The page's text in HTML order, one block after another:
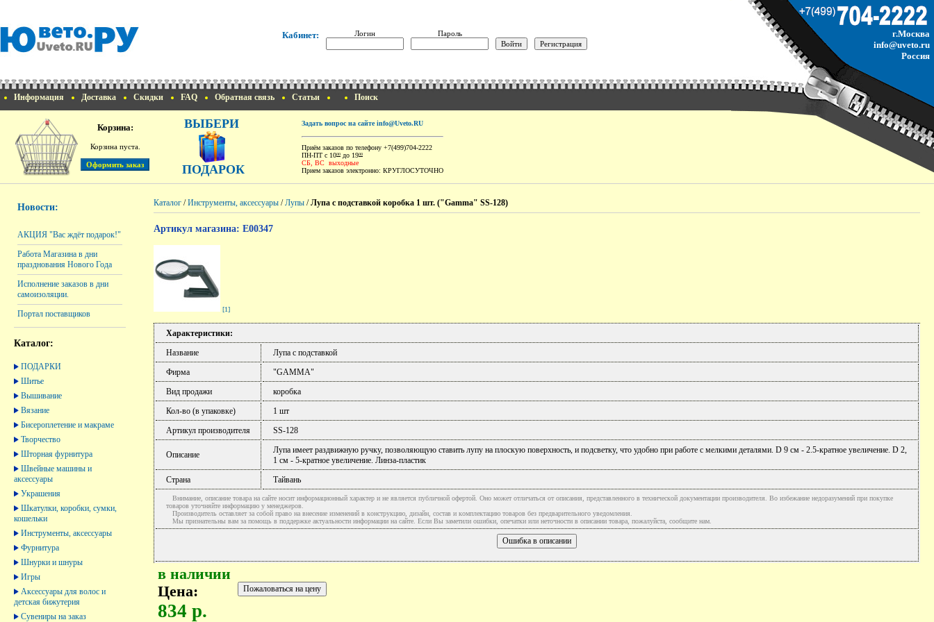
Кабинет: Логин Пароль
г.Москва
info@uveto.ru
Россия
Информация Доставка Скидки FAQ Обратная связь Статьи Поиск
Корзина:
Корзина пуста.
ВЫБЕРИ
ПОДАРОК
Задать вопрос на сайте info@Uveto.RU
Приём заказов по телефону +7(499)704-2222
ПН-ПТ с 1000 до 1900
СБ, ВС выходные
Прием заказов электронно: КРУГЛОСУТОЧНО
Новости:
АКЦИЯ "Вас ждёт подарок!"
Работа Магазина в дни
празднования Нового Года
Исполнение заказов в дни
самоизоляции.
Портал поставщиков
Каталог:
ПОДАРКИ
Шитье
Вышивание
Вязание
Бисероплетение и макраме
Творчество
Шторная фурнитура
Швейные машины и
аксессуары
Украшения
Шкатулки, коробки, сумки,
кошельки
Инструменты, аксессуары
Фурнитура
Шнурки и шнуры
Игры
Аксессуары для волос и
детская бижутерия
Сувениры на заказ
Каталог /Инструменты, аксессуары /Лупы /Лупа с подставкой коробка 1 шт. ("Gamma" SS-128)
Артикул магазина: E00347
[1]
Характеристики:
Название
Лупа с подставкой
Фирма
"GAMMA"
Вид продажи
коробка
Кол-во (в упаковке)
1 шт
Артикул производителя
SS-128
Описание
Лупа имеет раздвижную ручку, позволяющую ставить лупу на плоскую поверхность, и подсветку, что удобно при работе с мелкими деталями. D 9 см - 2.5-кратное увеличение. D 2,
1 см - 5-кратное увеличение. Линза-пластик
Страна
Тайвань
Внимание, описание товара на сайте носит информационный характер и не является публичной офертой. Оно может отличаться от описания, представленного в технической документации производителя. Во избежание недоразумений при покупке
товаров уточняйте информацию у менеджеров.
Производитель оставляет за собой право на внесение изменений в конструкцию, дизайн, состав и комплектацию товаров без предварительного уведомления.
Мы признательны вам за помощь в поддержке актуальности информации на сайте. Если Вы заметили ошибки, опечатки или неточности в описании товара, пожалуйста, сообщите нам.
в наличии
Цена:
834 р.